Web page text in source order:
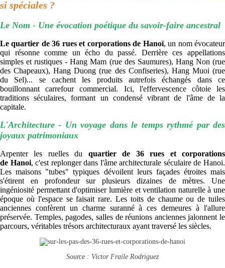
si spéciales ?
Le Nom - Une évocation poétique du savoir-faire ancestral
Le quartier de 36 rues et corporations de Hanoï, un nom évocateur
qui résonne comme un écho du passé. Derrière ces appellations
simples et rustiques - Hang Mam (rue des Saumures), Hang Non (rue
des Chapeaux), Hang Duong (rue des Confiseries), Hang Muoi (rue
du Sel)... se cachent les produits autrefois échangés dans ce
bouillonnant carrefour commercial. Ici, l'effervescence côtoie les
traditions séculaires, formant un condensé vibrant de l'âme de la
capitale.
L'Architecture - Un voyage dans le temps rythmé par des
joyaux patrimoniaux
Arpenter les ruelles du quartier de 36 rues et corporations
de Hanoi, c'est replonger dans l'âme architecturale séculaire de Hanoi.
Les maisons "tubes" typiques dévoilent leurs façades étroites mais
s'étirent en profondeur sur plusieurs dizaines de mètres. Une
ingéniosité permettant d'optimiser lumière et ventilation naturelle à une
époque où l'espace se faisait rare. Les toits de chaume ou de tuiles
anciennes confèrent un charme suranné à ces demeures à l'allure
préservée. Temples, pagodes, salles de réunions anciennes jalonnent le
parcours, véritables trésors architecturaux ayant traversé les siècles.
Source : Victor Fraile Rodriguez